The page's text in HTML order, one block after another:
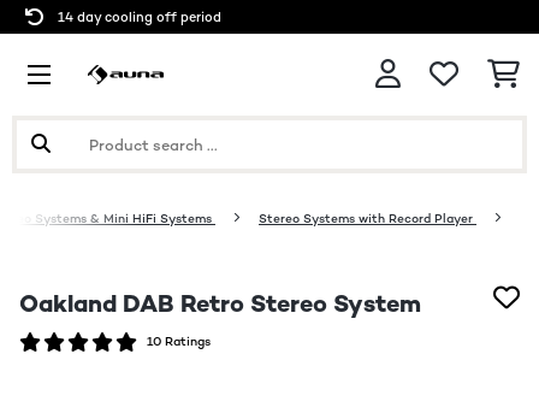
14 day cooling off period
Systems & Mini HiFi Systems Stereo Systems with Record Player
Oakland DAB Retro Stereo System
10 Ratings